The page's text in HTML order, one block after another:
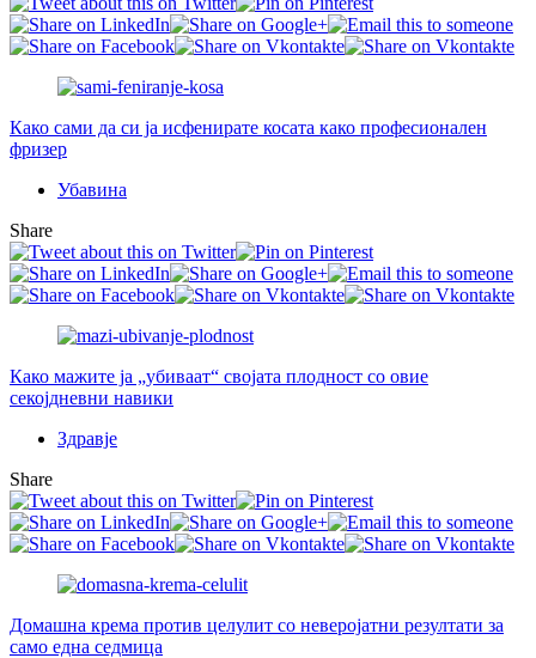
Како сами да си ја исфенирате косата како професионален
фризер
Убавина
Share
Како мажите ја „убиваат“ својата плодност со овие
секојдневни навики
Здравје
Share
Домашна крема против целулит со неверојатни резултати за
само една седмица